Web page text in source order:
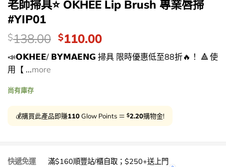
老師掃具⭐ OKHEE Lip Brush 專業唇掃
#YIP01
價
錢：
$138.00 Original
price
was:
$110.00Current
price
is:
📣𝗢𝗞𝗛𝗘𝗘/ 𝗕𝗬𝗠𝗔𝗘𝗡𝗚 掃具 限時優惠低至88折🔥！ 🔺 使
用【 ...more
尚有庫存
💰購買此產品即賺110Glow Points ＝ $2.20購物金!
快遞免運
滿$160順豐站/櫃自取；$250+送上門